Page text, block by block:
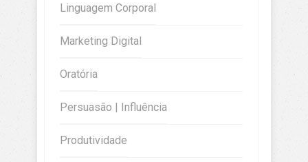
Linguagem Corporal
Marketing Digital
Oratória
Persuasão | Influência
Produtividade